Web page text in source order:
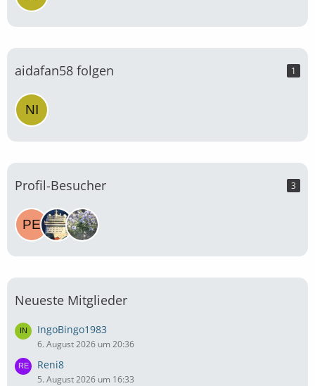
aidafan58 folgen 1
Profil-Besucher 3
Neueste Mitglieder
IngoBingo1983
6. August 2026 um 20:36
Reni8
5. August 2026 um 16:33